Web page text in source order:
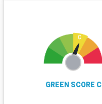
GREEN SCORE C